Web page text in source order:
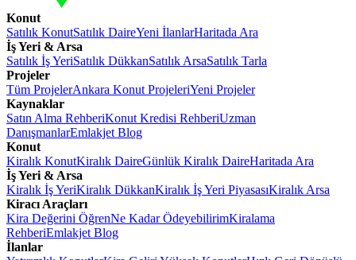
Konut
Satılık KonutSatılık DaireYeni İlanlarHaritada Ara
İş Yeri & Arsa
Satılık İş YeriSatılık DükkanSatılık ArsaSatılık Tarla
Projeler
Tüm ProjelerAnkara Konut ProjeleriYeni Projeler
Kaynaklar
Satın Alma RehberiKonut Kredisi RehberiUzman
DanışmanlarEmlakjet Blog
Konut
Kiralık KonutKiralık DaireGünlük Kiralık DaireHaritada Ara
İş Yeri & Arsa
Kiralık İş YeriKiralık DükkanKiralık İş Yeri PiyasasıKiralık Arsa
Kiracı Araçları
Kira Değerini ÖğrenNe Kadar ÖdeyebilirimKiralama
RehberiEmlakjet Blog
İlanlar